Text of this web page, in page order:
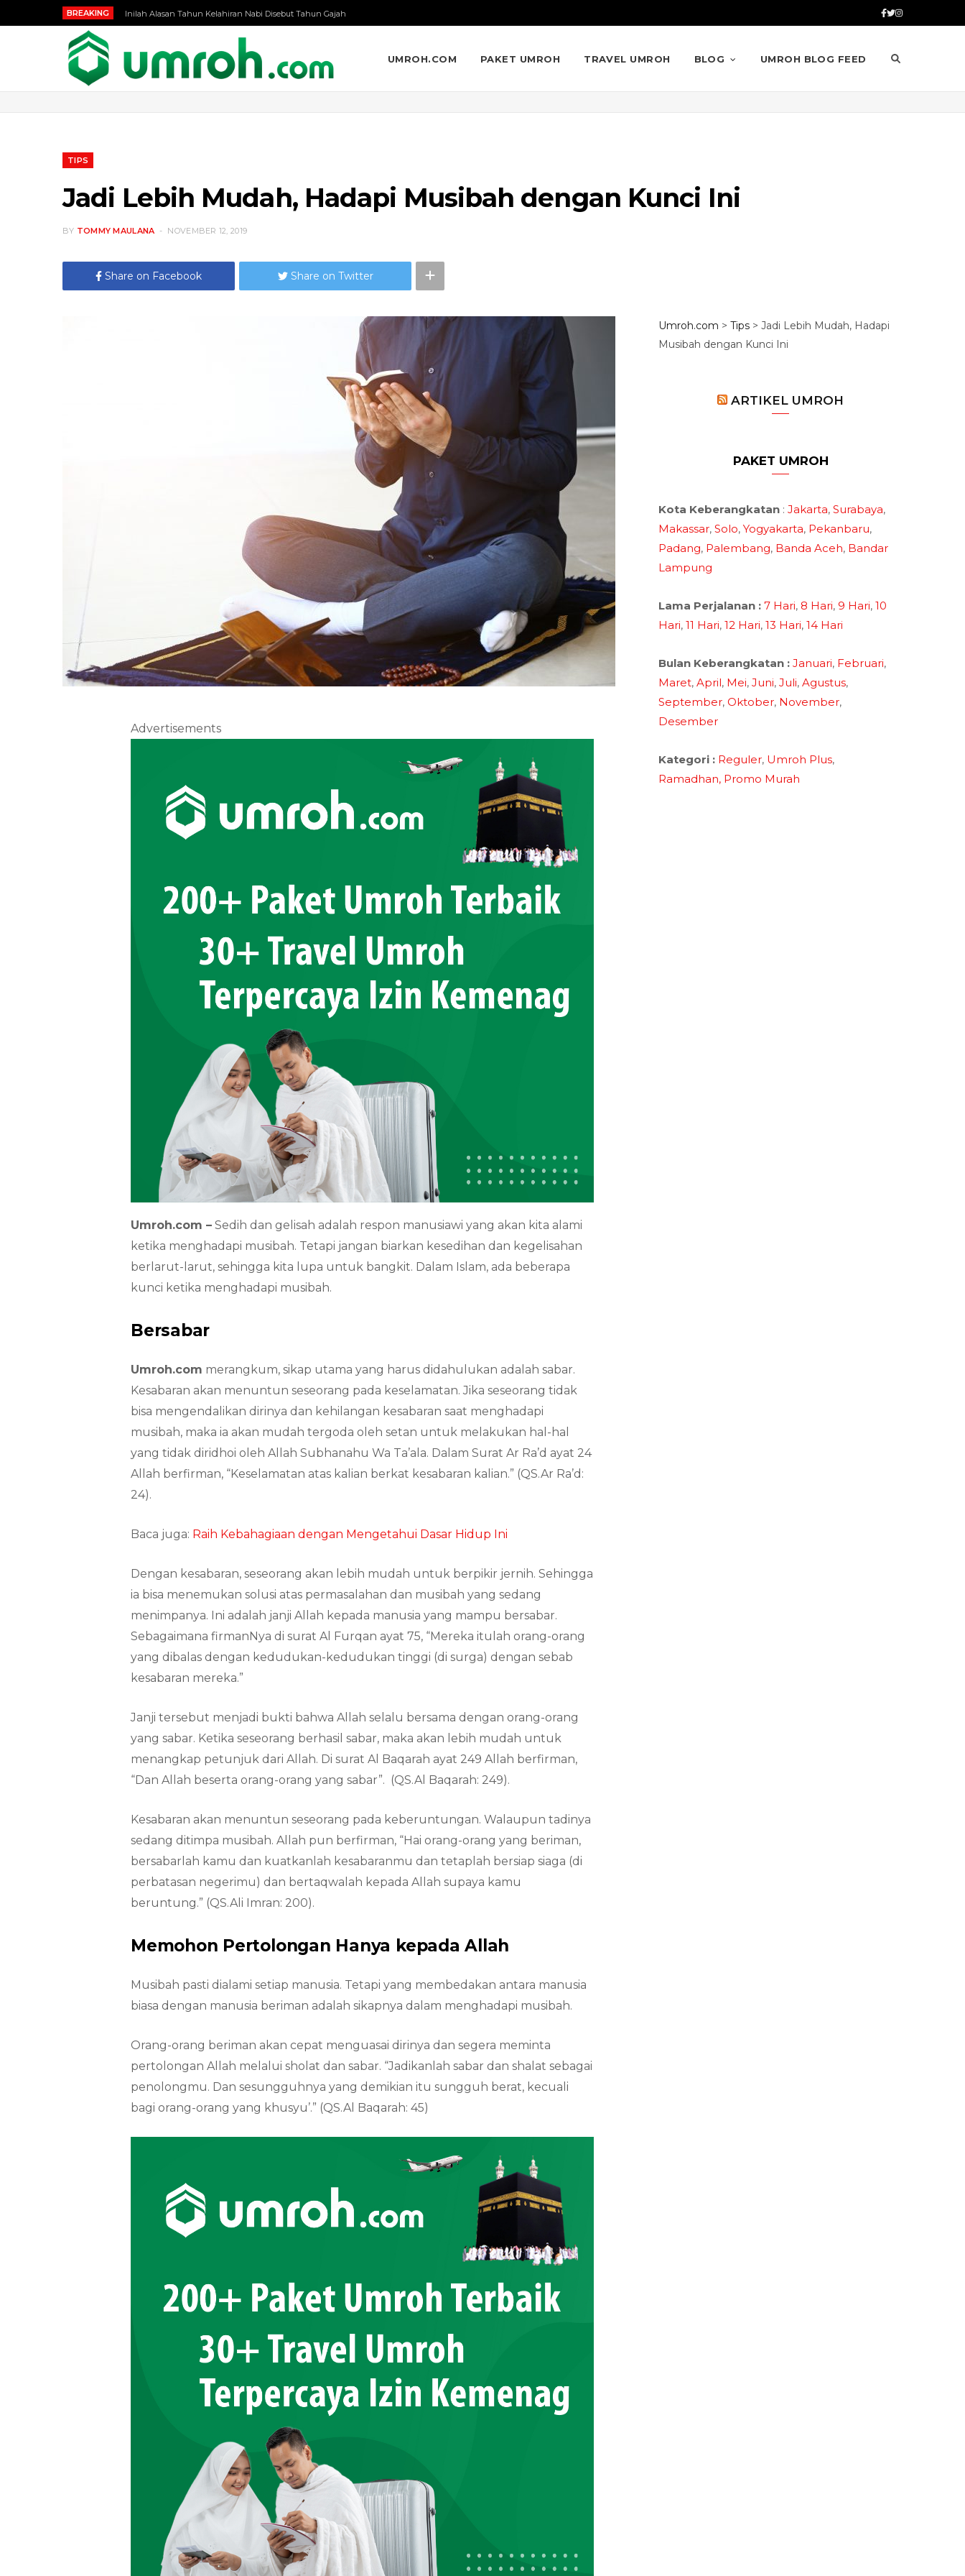
BREAKING Inilah Alasan Tahun Kelahiran Nabi Disebut Tahun Gajah
UMROH.COM PAKET UMROH TRAVEL UMROH BLOG UMROH BLOG FEED
TIPS
Jadi Lebih Mudah, Hadapi Musibah dengan Kunci Ini
BY TOMMY MAULANA NOVEMBER 12, 2019
Share on Facebook Share on Twitter
Advertisements
Umroh.com –Sedih dan gelisah adalah respon manusiawi yang akan kita alami
ketika menghadapi musibah. Tetapi jangan biarkan kesedihan dan kegelisahan
berlarut-larut, sehingga kita lupa untuk bangkit. Dalam Islam, ada beberapa
kunci ketika menghadapi musibah.
Bersabar
Umroh.com merangkum, sikap utama yang harus didahulukan adalah sabar.
Kesabaran akan menuntun seseorang pada keselamatan. Jika seseorang tidak
bisa mengendalikan dirinya dan kehilangan kesabaran saat menghadapi
musibah, maka ia akan mudah tergoda oleh setan untuk melakukan hal-hal
yang tidak diridhoi oleh Allah Subhanahu Wa Ta’ala. Dalam Surat Ar Ra’d ayat 24
Allah berfirman, “Keselamatan atas kalian berkat kesabaran kalian.” (QS.Ar Ra’d:
24).
Baca juga: Raih Kebahagiaan dengan Mengetahui Dasar Hidup Ini
Dengan kesabaran, seseorang akan lebih mudah untuk berpikir jernih. Sehingga
ia bisa menemukan solusi atas permasalahan dan musibah yang sedang
menimpanya. Ini adalah janji Allah kepada manusia yang mampu bersabar.
Sebagaimana firmanNya di surat Al Furqan ayat 75, “Mereka itulah orang-orang
yang dibalas dengan kedudukan-kedudukan tinggi (di surga) dengan sebab
kesabaran mereka.”
Janji tersebut menjadi bukti bahwa Allah selalu bersama dengan orang-orang
yang sabar. Ketika seseorang berhasil sabar, maka akan lebih mudah untuk
menangkap petunjuk dari Allah. Di surat Al Baqarah ayat 249 Allah berfirman,
“Dan Allah beserta orang-orang yang sabar”. (QS.Al Baqarah: 249).
Kesabaran akan menuntun seseorang pada keberuntungan. Walaupun tadinya
sedang ditimpa musibah. Allah pun berfirman, “Hai orang-orang yang beriman,
bersabarlah kamu dan kuatkanlah kesabaranmu dan tetaplah bersiap siaga (di
perbatasan negerimu) dan bertaqwalah kepada Allah supaya kamu
beruntung.” (QS.Ali Imran: 200).
Memohon Pertolongan Hanya kepada Allah
Musibah pasti dialami setiap manusia. Tetapi yang membedakan antara manusia
biasa dengan manusia beriman adalah sikapnya dalam menghadapi musibah.
Orang-orang beriman akan cepat menguasai dirinya dan segera meminta
pertolongan Allah melalui sholat dan sabar. “Jadikanlah sabar dan shalat sebagai
penolongmu. Dan sesungguhnya yang demikian itu sungguh berat, kecuali
bagi orang-orang yang khusyu’.” (QS.Al Baqarah: 45)
Umroh.com > Tips > Jadi Lebih Mudah, Hadapi
Musibah dengan Kunci Ini
ARTIKEL UMROH
PAKET UMROH
Kota Keberangkatan : Jakarta, Surabaya,
Makassar, Solo, Yogyakarta, Pekanbaru,
Padang, Palembang, Banda Aceh, Bandar
Lampung
Lama Perjalanan : 7 Hari, 8 Hari, 9 Hari, 10
Hari, 11 Hari, 12 Hari, 13 Hari, 14 Hari
Bulan Keberangkatan : Januari, Februari,
Maret, April, Mei, Juni, Juli, Agustus,
September, Oktober, November,
Desember
Kategori : Reguler, Umroh Plus,
Ramadhan, Promo Murah